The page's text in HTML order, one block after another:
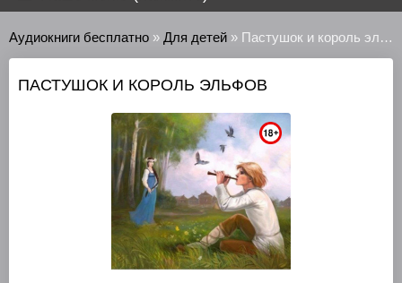
Аудиокниги бесплатно » Для детей » Пастушок и король эльфов
ПАСТУШОК И КОРОЛЬ ЭЛЬФОВ